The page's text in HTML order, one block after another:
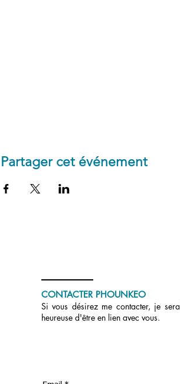
Partager cet événement
CONTACTER PHOUNKEO
Si vous désirez me contacter, je
heureuse d'être en lien avec vous.